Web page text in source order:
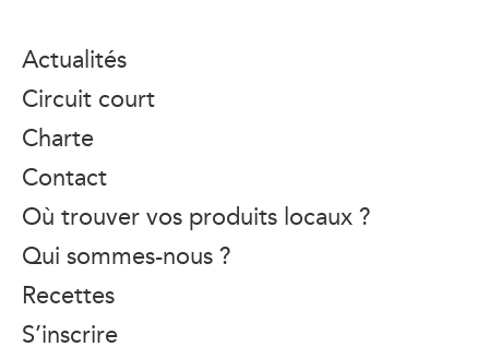
Actualités
Circuit court
Charte
Contact
Où trouver vos produits locaux ?
Qui sommes-nous ?
Recettes
S’inscrire